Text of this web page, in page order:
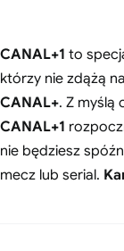
CANAL+1 to
którzy nie zdążą
CANAL+. Z myślą
CANAL+1
nie będziesz
mecz lub serial.